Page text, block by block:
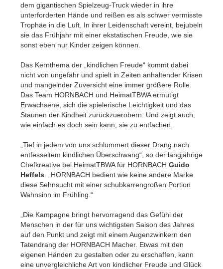
dem gigantischen Spielzeug-Truck wieder in ihre
unterforderten Hände und reißen es als schwer vermisste
Trophäe in die Luft. In ihrer Leidenschaft vereint, bejubeln
sie das Frühjahr mit einer ekstatischen Freude, wie sie
sonst eben nur Kinder zeigen können.
Das Kernthema der „kindlichen Freude“ kommt dabei
nicht von ungefähr und spielt in Zeiten anhaltender Krisen
und mangelnder Zuversicht eine immer größere Rolle.
Das Team HORNBACH und HeimatTBWA ermutigt
Erwachsene, sich die spielerische Leichtigkeit und das
Staunen der Kindheit zurückzuerobern. Und zeigt auch,
wie einfach es doch sein kann, sie zu entfachen.
„Tief in jedem von uns schlummert dieser Drang nach
entfesseltem kindlichen Überschwang“, so der langjährige
Chefkreative bei HeimatTBWA für HORNBACH Guido
Heffels . „HORNBACH bedient wie keine andere Marke
diese Sehnsucht mit einer schubkarrengroßen Portion
Wahnsinn im Frühling.“
„Die Kampagne bringt hervorragend das Gefühl der
Menschen in der für uns wichtigsten Saison des Jahres
auf den Punkt und zeigt mit einem Augenzwinkern den
Tatendrang der HORNBACH Macher. Etwas mit den
eigenen Händen zu gestalten oder zu erschaffen, kann
eine unvergleichliche Art von kindlicher Freude und Glück